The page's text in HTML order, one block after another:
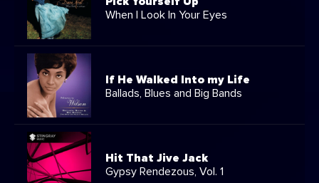
When I Look In Your Eyes
If He Walked Into my Life
Ballads, Blues and Big Bands
Hit That Jive Jack
Gypsy Rendezous, Vol. 1